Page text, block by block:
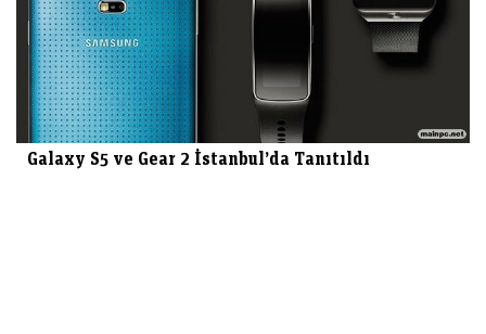
Galaxy S5 ve Gear 2 İstanbul’da Tanıtıldı